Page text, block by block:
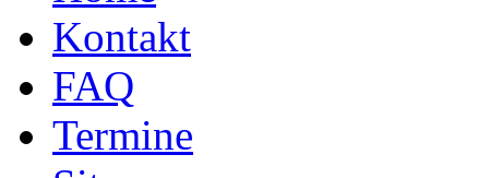
Kontakt
FAQ
Termine